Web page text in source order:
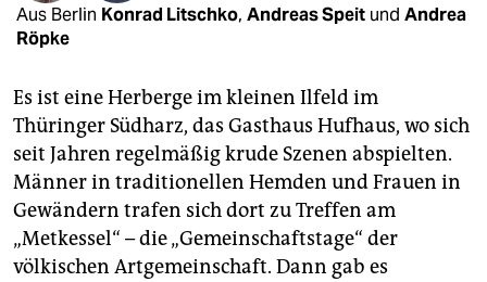
unterstützen
genossenschaft
epaper login
Aus Berlin Konrad Litschko, Andreas Speit und Andrea
Röpke
Es ist eine Herberge im kleinen Ilfeld im
Thüringer Südharz, das Gasthaus Hufhaus, wo sich
seit Jahren regelmäßig krude Szenen abspielten.
Männer in traditionellen Hemden und Frauen in
Gewändern trafen sich dort zu Treffen am
„Metkessel“ – die „Gemeinschaftstage“ der
völkischen Artgemeinschaft. Dann gab es